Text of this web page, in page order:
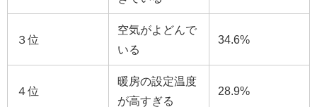
３位
空気がよどんで
いる
34.6%
４位
暖房の設定温度
が高すぎる
28.9%